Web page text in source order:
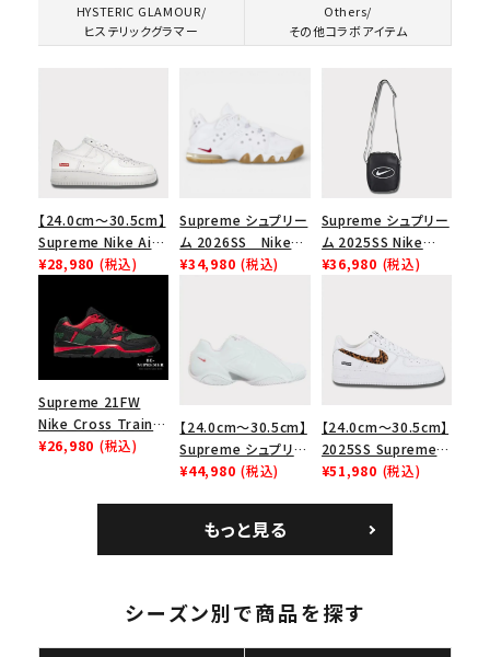
HYSTERIC GLAMOUR/
ヒステリックグラマー
Others/
その他コラボアイテム
【24.0cm～30.5cm】
Supreme Nike Air
Force 1 Low シュプ
ース１スニーカー シ
ューズ ホワイト
¥28,980 (税込)
Supreme シュプリー
ム 2026SS Nike
SB Air Max 2 CB 94
¥34,980 (税込)
Supreme シュプリー
ム 2025SS Nike
Leather Shoulder
¥36,980 (税込)
Supreme 21FW
Nike Cross Trainer
Low ナイキクロスト
¥26,980 (税込)
【24.0cm～30.5cm】
Supreme シュプリー
ム 2023AW Nike
カー ホワイト 白
¥44,980 (税込)
【24.0cm～30.5cm】
2025SS Supreme
GOODENOUGH
ムグッドイナフ ナイキ
エアフォース１スニー
ト
¥51,980 (税込)
もっと見る
シーズン別で商品を探す